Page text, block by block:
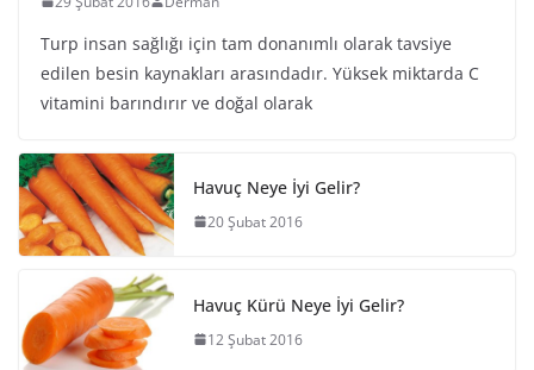
Turp insan sağlığı için tam donanımlı olarak tavsiye
edilen besin kaynakları arasındadır. Yüksek miktarda C
vitamini barındırır ve doğal olarak
Havuç Neye İyi Gelir?
20 Şubat 2016
Havuç Kürü Neye İyi Gelir?
12 Şubat 2016